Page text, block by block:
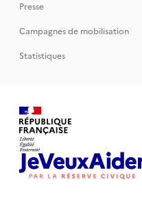
Presse
Campagnes de mobilisation
Statistiques